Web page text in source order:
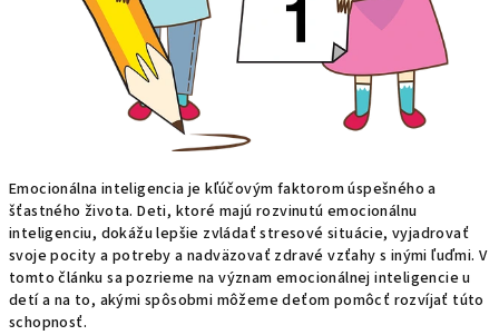
Emocionálna inteligencia je kľúčovým faktorom úspešného a
šťastného života. Deti, ktoré majú rozvinutú emocionálnu
inteligenciu, dokážu lepšie zvládať stresové situácie, vyjadrovať
svoje pocity a potreby a nadväzovať zdravé vzťahy s inými ľuďmi. V
tomto článku sa pozrieme na význam emocionálnej inteligencie u
detí a na to, akými spôsobmi môžeme deťom pomôcť rozvíjať túto
schopnosť.